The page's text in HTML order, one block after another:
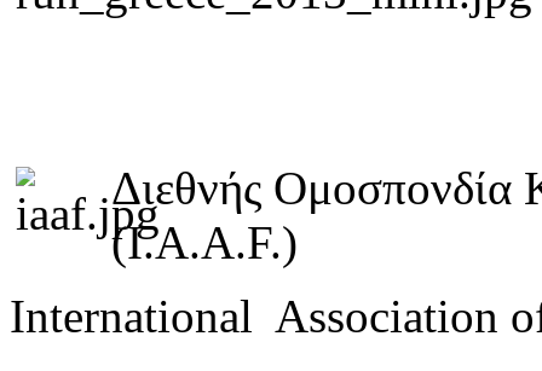
Διεθνής Ομοσπονδία
(I.A.A.F.)
International Association